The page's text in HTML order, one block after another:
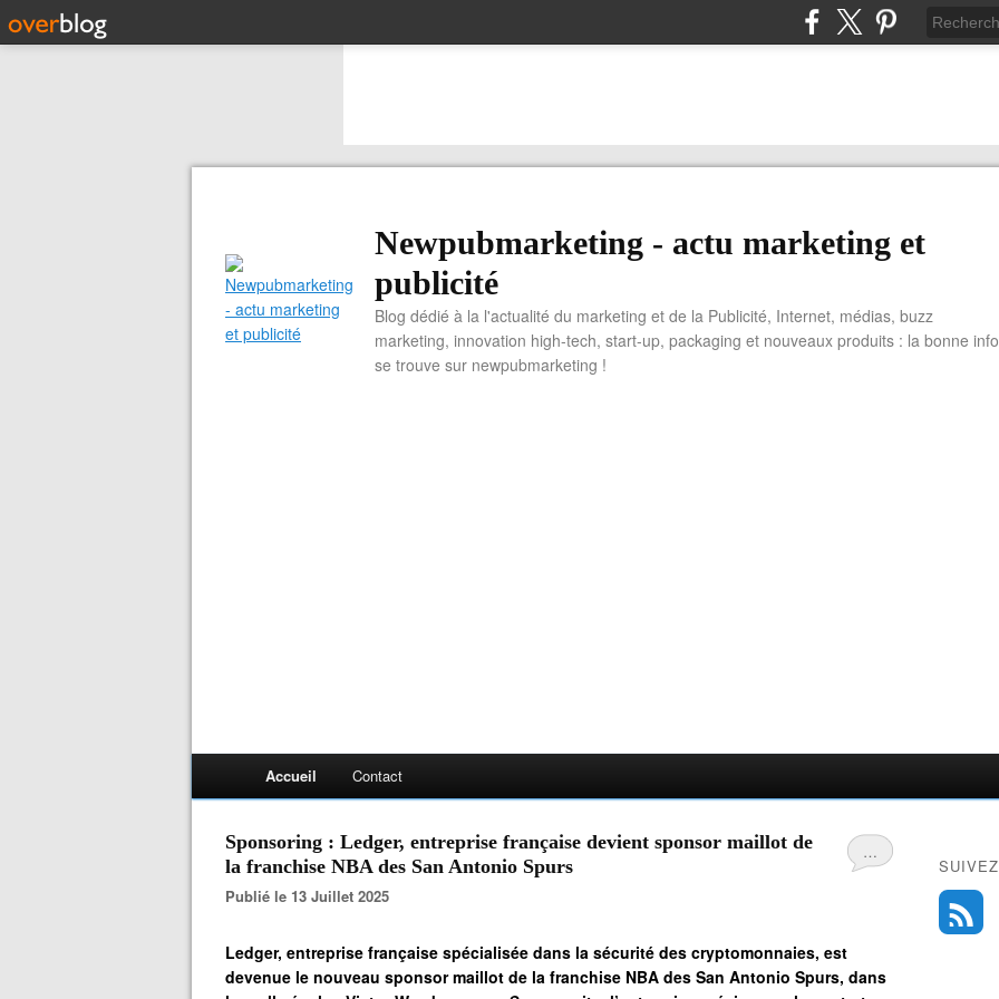
Newpubmarketing - actu marketing et
publicité
Blog dédié à la l'actualité du marketing et de la Publicité, Internet, médias, buzz
marketing, innovation high-tech, start-up, packaging et nouveaux produits : la bonne info
se trouve sur newpubmarketing !
Accueil Contact
…
Sponsoring : Ledger, entreprise française devient sponsor maillot de
la franchise NBA des San Antonio Spurs
Publié le 13 Juillet 2025
Ledger, entreprise française spécialisée dans la sécurité des cryptomonnaies, est
devenue le nouveau sponsor maillot de la franchise NBA des San Antonio Spurs, dans